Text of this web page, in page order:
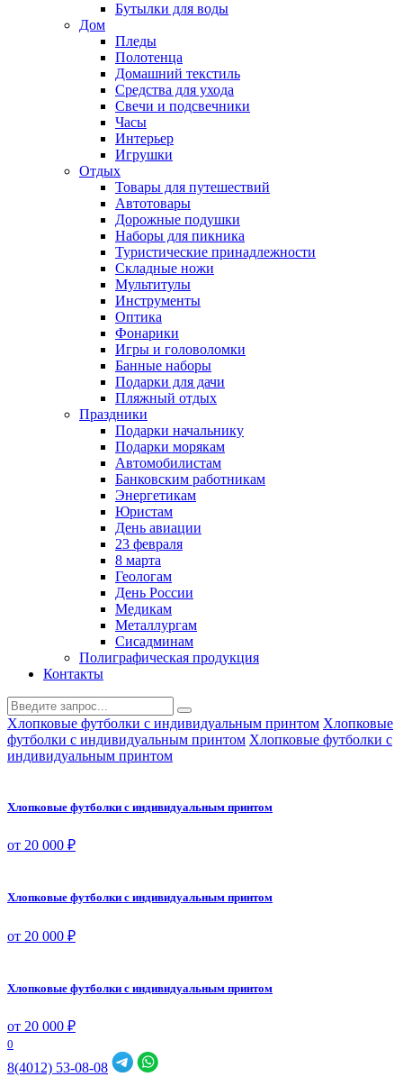
Бутылки для воды
Дом
Пледы
Полотенца
Домашний текстиль
Средства для ухода
Свечи и подсвечники
Часы
Интерьер
Игрушки
Отдых
Товары для путешествий
Автотовары
Дорожные подушки
Наборы для пикника
Туристические принадлежности
Складные ножи
Мультитулы
Инструменты
Оптика
Фонарики
Игры и головоломки
Банные наборы
Подарки для дачи
Пляжный отдых
Праздники
Подарки начальнику
Подарки морякам
Автомобилистам
Банковским работникам
Энергетикам
Юристам
День авиации
23 февраля
8 марта
Геологам
День России
Медикам
Металлургам
Сисадминам
Полиграфическая продукция
Контакты
Хлопковые футболки с индивидуальным принтом Хлопковые
футболки с индивидуальным принтом Хлопковые футболки с
индивидуальным принтом
Хлопковые футболки с индивидуальным принтом
от 20 000 ₽
Хлопковые футболки с индивидуальным принтом
от 20 000 ₽
Хлопковые футболки с индивидуальным принтом
от 20 000 ₽
0
8(4012) 53-08-08